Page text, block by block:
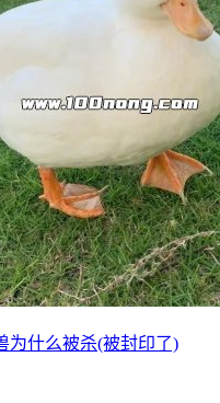
为什么被杀(被封印了)